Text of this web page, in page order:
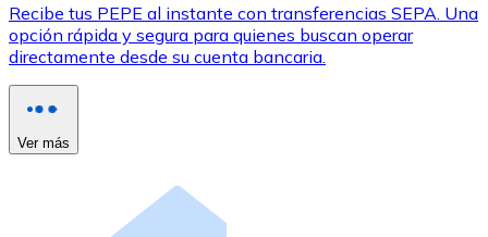
Recibe tus PEPE al instante con transferencias SEPA. Una
opción rápida y segura para quienes buscan operar
directamente desde su cuenta bancaria.
Ver más